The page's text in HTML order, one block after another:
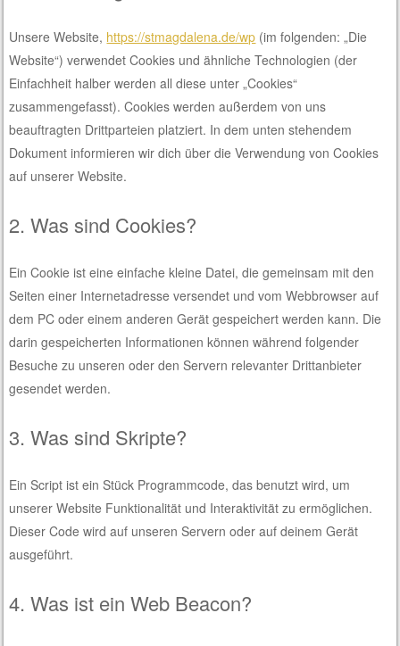
Unsere Website, https://stmagdalena.de/wp (im folgenden: „Die
Website“) verwendet Cookies und ähnliche Technologien (der
Einfachheit halber werden all diese unter „Cookies“
zusammengefasst). Cookies werden außerdem von uns
beauftragten Drittparteien platziert. In dem unten stehendem
Dokument informieren wir dich über die Verwendung von Cookies
auf unserer Website.
2. Was sind Cookies?
Ein Cookie ist eine einfache kleine Datei, die gemeinsam mit den
Seiten einer Internetadresse versendet und vom Webbrowser auf
dem PC oder einem anderen Gerät gespeichert werden kann. Die
darin gespeicherten Informationen können während folgender
Besuche zu unseren oder den Servern relevanter Drittanbieter
gesendet werden.
3. Was sind Skripte?
Ein Script ist ein Stück Programmcode, das benutzt wird, um
unserer Website Funktionalität und Interaktivität zu ermöglichen.
Dieser Code wird auf unseren Servern oder auf deinem Gerät
ausgeführt.
4. Was ist ein Web Beacon?